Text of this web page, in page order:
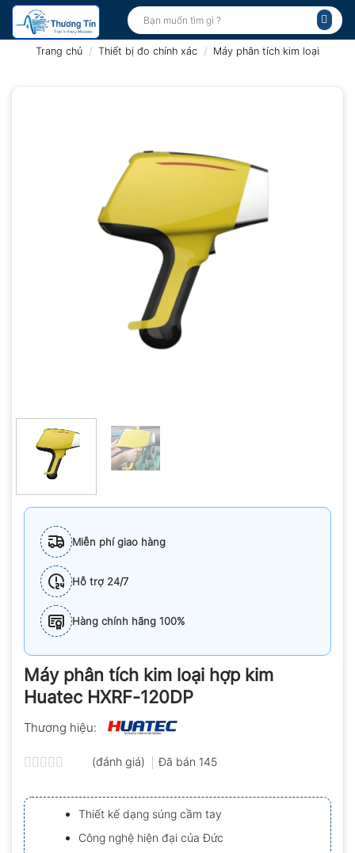
Bỏ
qua
Tìm
kiếm:
Trang chủ / Thiết bị đo chính xác / Máy phân tích kim loại
Miễn phí giao hàng
Hỗ trợ 24/7
Hàng chính hãng 100%
Máy phân tích kim loại hợp kim
Huatec HXRF-120DP
Thương hiệu:
xếp
hạng
0.0
5
sao
(đánh giá) Đã bán 145
Thiết kế dạng súng cầm tay
Công nghệ hiện đại của Đức